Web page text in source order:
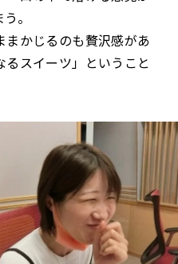
。
かじるのも贅沢感があ
スイーツ」ということ